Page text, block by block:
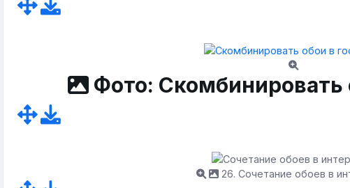
Фото: Скомбинировать
26. Сочетание обоев в